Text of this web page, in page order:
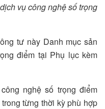
vụ công nghệ số trọng
tư này Danh mục sản
điểm tại Phụ lục kèm
nghệ số trọng điểm
từng thời kỳ phù hợp